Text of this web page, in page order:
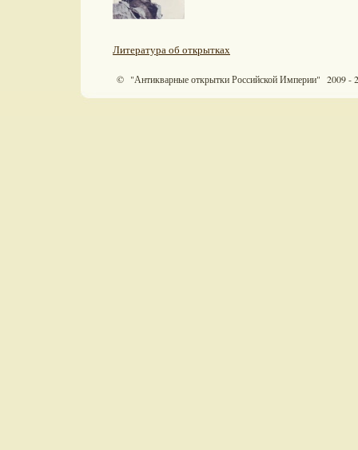
Литература об открытках
© "Антикварные открытки Российской Империи" 2009 -